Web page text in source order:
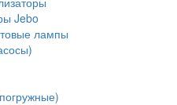
Jebo
лампы